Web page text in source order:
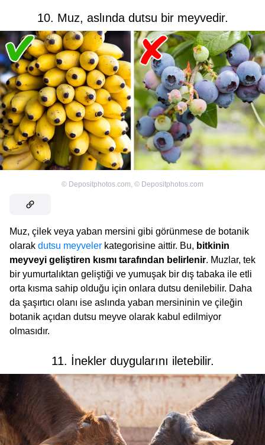
10. Muz, aslında dutsu bir meyvedir.
© Depositphotos.com, © Depositphotos.com
Muz, çilek veya yaban mersini gibi görünmese de botanik
olarak dutsu meyveler kategorisine aittir. Bu, bitkinin
meyveyi geliştiren kısmı tarafından belirlenir. Muzlar, tek
bir yumurtalıktan geliştiği ve yumuşak bir dış tabaka ile etli
orta kısma sahip olduğu için onlara dutsu denilebilir. Daha
da şaşırtıcı olanı ise aslında yaban mersininin ve çileğin
botanik açıdan dutsu meyve olarak kabul edilmiyor
olmasıdır.
11. İnekler duygularını iletebilir.